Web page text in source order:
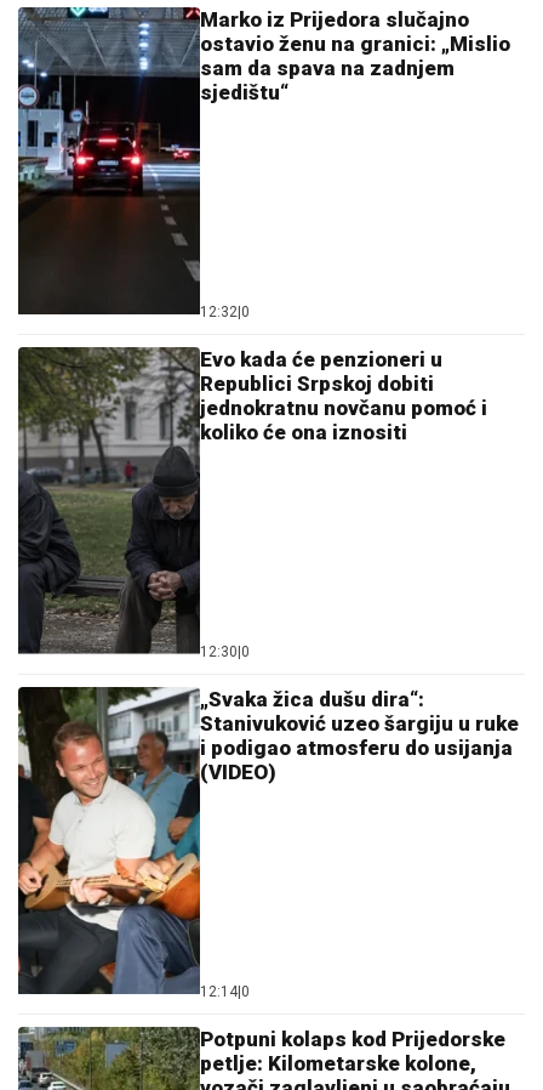
Marko iz Prijedora slučajno
ostavio ženu na granici: „Mislio
sam da spava na zadnjem
sjedištu“
12:32 0
Evo kada će penzioneri u
Republici Srpskoj dobiti
jednokratnu novčanu pomoć i
koliko će ona iznositi
12:30 0
„Svaka žica dušu dira“:
Stanivuković uzeo šargiju u ruke
i podigao atmosferu do usijanja
(VIDEO)
12:14 0
Potpuni kolaps kod Prijedorske
petlje: Kilometarske kolone,